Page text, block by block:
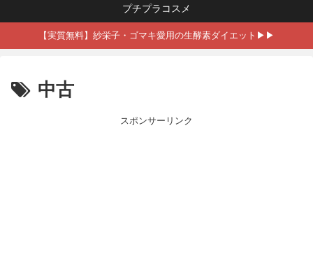
プチプラコスメ
【実質無料】紗栄子・ゴマキ愛用の生酵素ダイエット▶▶
中古
スポンサーリンク